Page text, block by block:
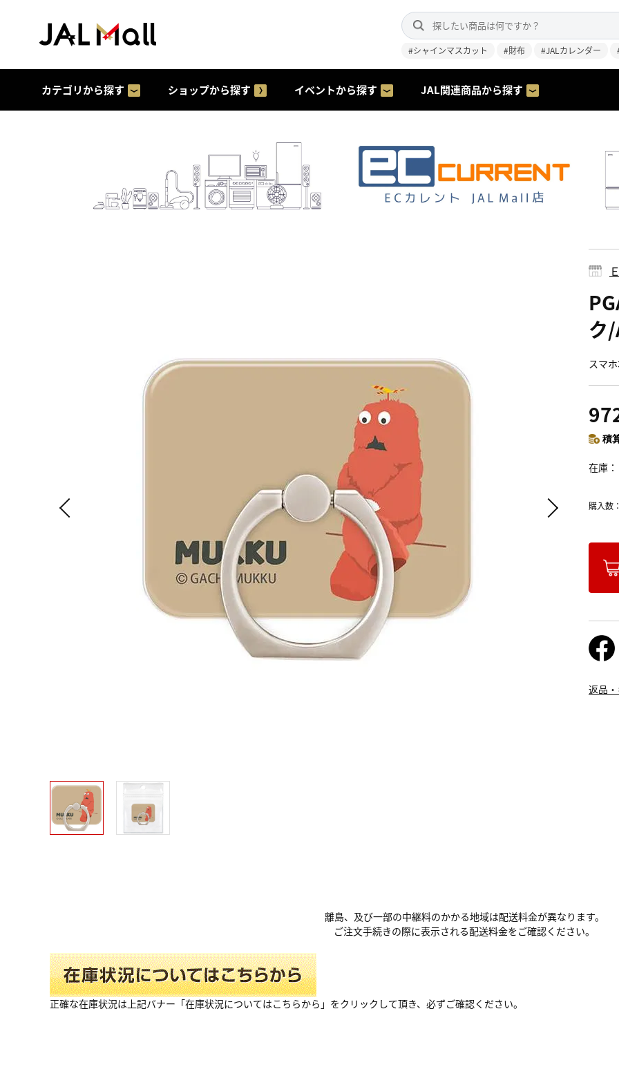
#シャインマスカット #財布 #JALカレンダー
カテゴリから探す ショップから探す イベントから探す JAL関連商品から探す
ク
スマ
積
在庫
購入数
返品
離島、及び一部の中継料のかかる地域は配送料金が異なります。
ご注文手続きの際に表示される配送料金をご確認ください。
正確な在庫状況は上記バナー「在庫状況についてはこちらから」をクリックして頂き、必ずご確認ください。